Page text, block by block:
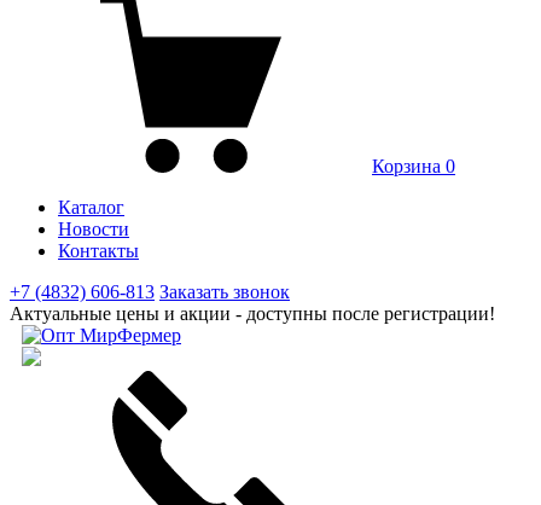
Корзина 0
Каталог
Новости
Контакты
+7 (4832) 606-813 Заказать звонок
Актуальные цены и акции - доступны после регистрации!